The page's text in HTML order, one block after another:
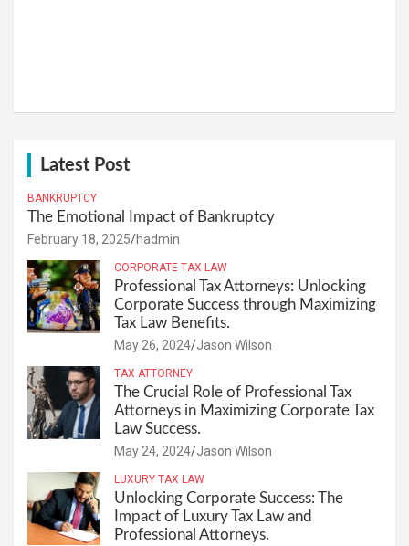
Latest Post
BANKRUPTCY
The Emotional Impact of Bankruptcy
February 18, 2025 hadmin
CORPORATE TAX LAW
Professional Tax Attorneys: Unlocking
Corporate Success through Maximizing
Tax Law Benefits.
May 26, 2024 Jason Wilson
TAX ATTORNEY
The Crucial Role of Professional Tax
Attorneys in Maximizing Corporate Tax
Law Success.
May 24, 2024 Jason Wilson
LUXURY TAX LAW
Unlocking Corporate Success: The
Impact of Luxury Tax Law and
Professional Attorneys.